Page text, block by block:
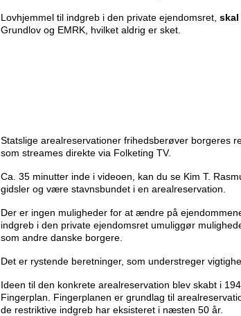
Lovhjemmel til indgreb i den private ejendomsret, skal
Grundlov og EMRK, hvilket aldrig er sket.
Statslige arealreservationer frihedsberøver borgeres
som streames direkte via Folketing TV.
Ca. 35 minutter inde i videoen, kan du se Kim T.
gidsler og være stavnsbundet i en arealreservation.
Der er ingen muligheder for at ændre på
indgreb i den private ejendomsret umuliggør
som andre danske borgere.
Det er rystende beretninger, som understreger
Ideen til den konkrete arealreservation blev skabt i
Fingerplan. Fingerplanen er grundlag til
de restriktive indgreb har eksisteret i næsten 50 år.